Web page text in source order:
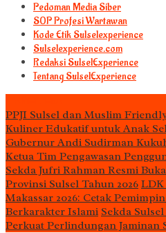
Pedoman Media Siber
S0P Profesi Wartawan
Kode Etik Sulselexperience
Sulselexperience.com
Redaksi SulselExperience
Tentang SulselExperience
PPJI Sulsel dan Muslim
Kuliner Edukatif untuk Anak
Gubernur Andi Sudirman
Ketua Tim Pengawasan
Sekda Jufri Rahman Resmi
Provinsi Sulsel Tahun 2026
Makassar 2026: Cetak
Berkarakter Islami Sekda
Perkuat Perlindungan Jaminan